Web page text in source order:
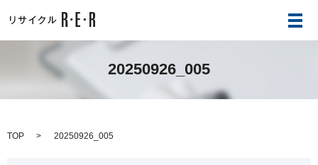
メ
20250926_005
TOP 20250926_005